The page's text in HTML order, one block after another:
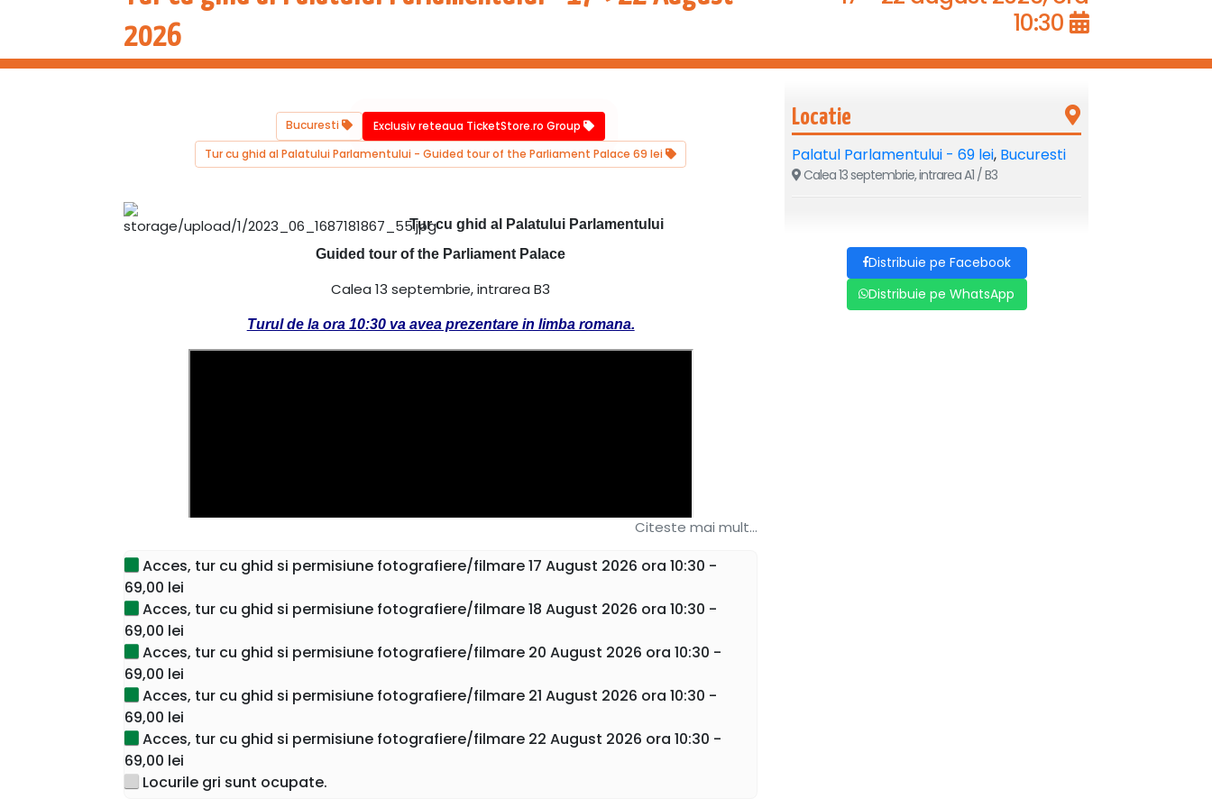
2026
10:30
Bucuresti
Exclusiv reteaua TicketStore.ro Group
Tur cu ghid al Palatului Parlamentului - Guided tour of the Parliament Palace 69 lei
Tur cu ghid al Palatului Parlamentului
Guided tour of the Parliament Palace
Calea 13 septembrie, intrarea B3
Turul de la ora 10:30 va avea prezentare in limba romana.
Dacă vizitezi Bucureștiul nu poți rata cea mai mare și mai scumpă clădire administrativă din lume –
Palatul Parlamentului: cu o înălțime de 86 de metri, cu o adâncime de 90 de metri și cu o suprafață
de 330.000 de metri pătrați.
Înscrie-te acum pentru un tur ghidat și descoperă secretele acestei clădiri dar și intențiile lui Nicolae
Ceaușescu dacă reușea sa o termine in timpul mandatului său de Președinte al României.
Citeste mai mult...
Acces, tur cu ghid si permisiune fotografiere/filmare 17 August 2026 ora 10:30 -
69,00 lei
Acces, tur cu ghid si permisiune fotografiere/filmare 18 August 2026 ora 10:30 -
69,00 lei
Acces, tur cu ghid si permisiune fotografiere/filmare 20 August 2026 ora 10:30 -
69,00 lei
Acces, tur cu ghid si permisiune fotografiere/filmare 21 August 2026 ora 10:30 -
69,00 lei
Acces, tur cu ghid si permisiune fotografiere/filmare 22 August 2026 ora 10:30 -
69,00 lei
Locurile gri sunt ocupate.
Locatie
Palatul Parlamentului - 69 lei, Bucuresti
Calea 13 septembrie, intrarea A1 / B3
Distribuie pe Facebook
Distribuie pe WhatsApp